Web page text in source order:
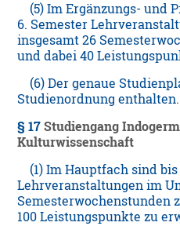
(5) Im Ergänzungs- und
6. Semester
insgesamt 26
und dabei 40
(6) Der genaue
Studienordnung enthalten.
§ 17 Studiengang
Kulturwissenschaft
(1) Im Hauptfach sind bis
Lehrveranstaltungen im
Semesterwochenstunden
100 Leistungspunkte zu